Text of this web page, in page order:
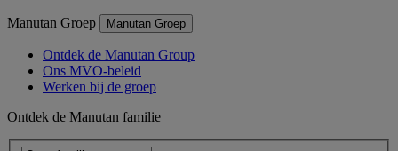
Manutan Groep Manutan Groep
Ontdek de Manutan Group
Ons MVO-beleid
Werken bij de groep
Ontdek de Manutan familie